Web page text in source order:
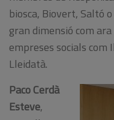
biosca, Biovert, Saltó
gran dimensió com
empreses socials com
Lleidatà.
Paco Cerdà
Esteve,